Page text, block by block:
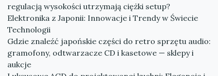
regulacją wysokości utrzymają ciężki setup?
Elektronika z Japonii: Innowacje i Trendy w Świecie
Technologii
Gdzie znaleźć japońskie części do retro sprzętu audio:
gramofony, odtwarzacze CD i kasetowe — sklepy i
aukcje